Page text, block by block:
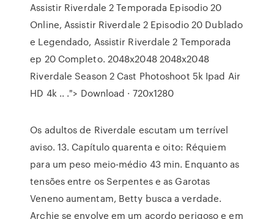
Assistir Riverdale 2 Temporada Episodio 20
Online, Assistir Riverdale 2 Episodio 20 Dublado
e Legendado, Assistir Riverdale 2 Temporada
ep 20 Completo. 2048x2048 2048x2048
Riverdale Season 2 Cast Photoshoot 5k Ipad Air
HD 4k .. ."> Download · 720x1280
Os adultos de Riverdale escutam um terrível
aviso. 13. Capítulo quarenta e oito: Réquiem
para um peso meio-médio 43 min. Enquanto as
tensões entre os Serpentes e as Garotas
Veneno aumentam, Betty busca a verdade.
Archie se envolve em um acordo perigoso e em